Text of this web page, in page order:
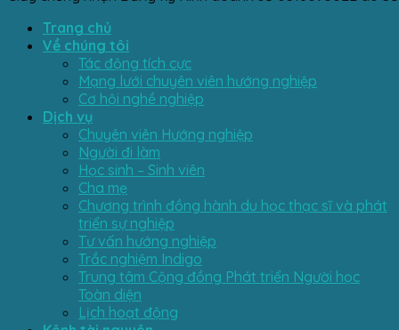
Trang chủ
Về chúng tôi
Tác động tích cực
Mạng lưới chuyên viên hướng nghiệp
Cơ hội nghề nghiệp
Dịch vụ
Chuyên viên Hướng nghiệp
Người đi làm
Học sinh – Sinh viên
Cha mẹ
Chương trình đồng hành du học thạc sĩ và phát
triển sự nghiệp
Tư vấn hướng nghiệp
Trắc nghiệm Indigo
Trung tâm Cộng đồng Phát triển Người học
Toàn diện
Lịch hoạt động